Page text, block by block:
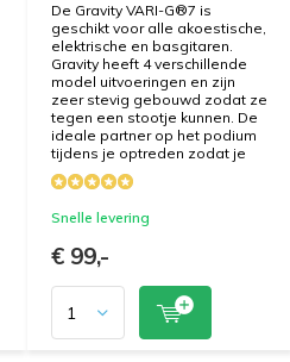
De Gravity VARI-G®7 is
geschikt voor alle akoestische,
elektrische en basgitaren.
Gravity heeft 4 verschillende
model uitvoeringen en zijn
zeer stevig gebouwd zodat ze
tegen een stootje kunnen. De
ideale partner op het podium
tijdens je optreden zodat je
Snelle levering
€ 99,-